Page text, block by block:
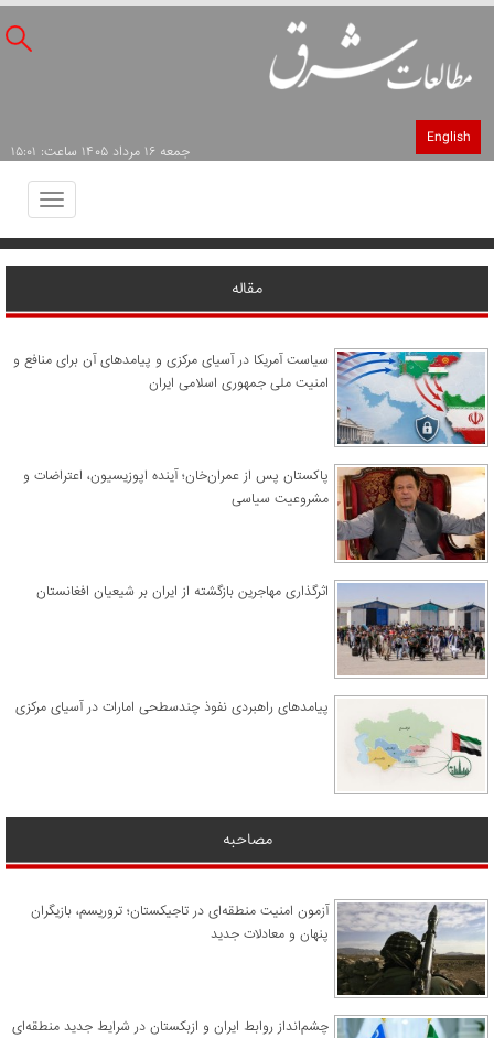
English
جمعه ۱۶ مرداد ۱۴۰۵ ساعت: ۱۵:۰۱
Toggle
مقاله
سیاست آمریکا در آسیای مرکزی و پیامدهای آن برای منافع و
امنیت ملی جمهوری اسلامی ایران
پاکستان پس از عمران‌خان؛ آینده اپوزیسیون، اعتراضات و
مشروعیت سیاسی
اثرگذاری مهاجرین بازگشته از ایران بر شیعیان افغانستان
پیامدهای راهبردی نفوذ چندسطحی امارات در آسیای مرکزی
مصاحبه
آزمون امنیت منطقه‌ای در تاجیکستان؛ تروریسم، بازیگران
پنهان و معادلات جدید
چشم‌انداز روابط ایران و ازبکستان در شرایط جدید منطقه‌ای